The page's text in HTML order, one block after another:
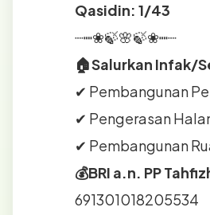
Qasidin: 1/43
┈┉❀🍃🌸🍃❀┉┈
🏠Salurkan Infak/
✔ Pembangunan
✔ Pengerasan
✔ Pembangunan
💰BRI a.n. PP
691301018205534